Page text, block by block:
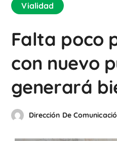
Vialidad
Falta poco
con nuevo
generará
Dirección De